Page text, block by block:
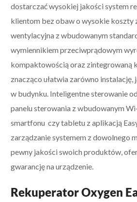
dostarczać wysokiej jakości system
klientom bez obaw o wysokie koszty
wentylacyjna z wbudowanym
wymiennikiem przeciwprądowym
kompaktowością oraz zintegrowaną
znacząco ułatwia zarówno instalację,
w budynku. Inteligentne sterowanie
panelu sterowania z wbudowanym
smartfonu czy tabletu z aplikacją
zarządzanie systemem z dowolnego
pewny jakości swoich produktów,
gwarancję na urządzenie.
Rekuperator Oxygen